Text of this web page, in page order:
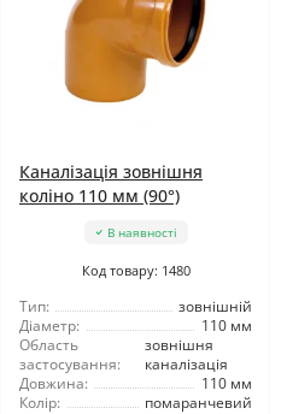
Каналізація зовнішня
коліно 110 мм (90°)
В наявності
Код товару: 1480
Тип:
зовнішній
Діаметр:
110 мм
Область
застосування:
зовнішня
каналізація
Довжина:
110 мм
Колір:
помаранчевий